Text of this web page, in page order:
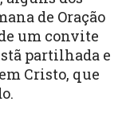
de Oração
um convite
partilhada e
Cristo, que